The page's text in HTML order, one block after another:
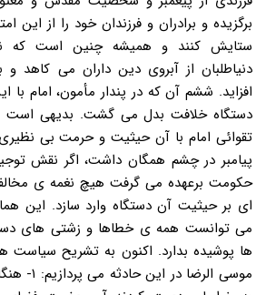
برگزیده و برادران و فرزندان خود را از این
ستایش کنند و همیشه چنین است که
دنیاطلبان از آبروی دین داران می کاهد و
افزاید. ششم آن که در پندار مأمون، امام با
دستگاه خلافت بدل می گشت. بدیهی
تقوائی امام با آن حیثیت و حرمت بی
پیامبر در چشم همگان داشت، اگر نقش
حکومت برعهده می گرفت هیچ نغمه ی
ای بر حیثیت آن دستگاه وارد سازد. این
می توانست همه ی خطاها و زشتی های
ها پوشیده بدارد. اکنون به تشریح سیاست
موسی الرضا